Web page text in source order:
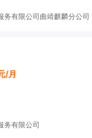
务有限公司曲靖麒麟分公司
/月
务有限公司